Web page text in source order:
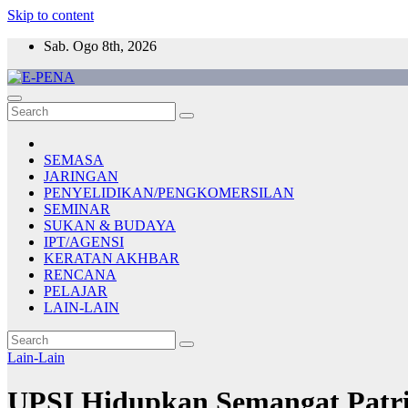
Skip to content
Sab. Ogo 8th, 2026
E-PENA
Berita Digital Terkini
SEMASA
JARINGAN
PENYELIDIKAN/PENGKOMERSILAN
SEMINAR
SUKAN & BUDAYA
IPT/AGENSI
KERATAN AKHBAR
RENCANA
PELAJAR
LAIN-LAIN
Lain-Lain